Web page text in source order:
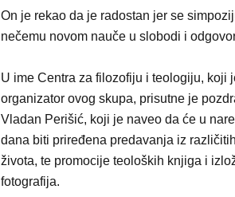
On je rekao da je radostan jer se
nečemu novom nauče u slobodi i
U ime Centra za filozofiju i teologiju, koji
organizator ovog skupa, prisutne je
Vladan Perišić, koji je naveo da će u
dana biti priređena predavanja iz
života, te promocije teoloških knjiga i
fotografija.